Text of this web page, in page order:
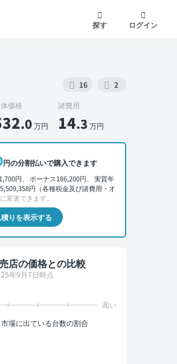
探す
ログイン
16 2
価格
.0万円
諸費用
14.3 万円
円の分割払いで購入できます
円、 ボーナス186,200円、 実質年
円（各種税金及び諸費用・オ
変更できます。
積りを表示する
店の価格との比較
年9月7日時点
場に出ている台数の割合